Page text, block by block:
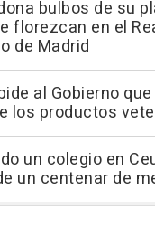
bulbos de su
florezcan en el
de Madrid
al Gobierno
los productos
un colegio en
un centenar de